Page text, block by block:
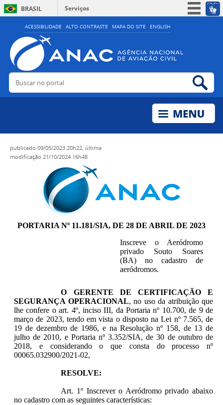
ACESSIBILIDADE ALTO CONTRASTE MAPA DO SITE ENGLISH
BRASIL
Serviços
Simplifique!
Acesso à informação
Legislação
Buscar no portal
publicado 09/05/2023 20h22, última
modificação 21/10/2024 16h48
PORTARIA Nº 11.181/SIA, DE 28 DE ABRIL DE 2023
Inscreve o Aeródromo
privado Souto Soares
(BA) no cadastro de
aeródromos.
O GERENTE DE CERTIFICAÇÃO E
SEGURANÇA OPERACIONAL, no uso da atribuição que
lhe confere o art. 4º, inciso III, da Portaria nº 10.700, de 9 de
março de 2023, tendo em vista o disposto na Lei nº 7.565, de
19 de dezembro de 1986, e na Resolução nº 158, de 13 de
julho de 2010, e Portaria nº 3.352/SIA, de 30 de outubro de
2018, e considerando o que consta do processo nº
00065.032900/2021-02,
RESOLVE:
Art. 1º Inscrever o Aeródromo privado abaixo
no cadastro com as seguintes características: